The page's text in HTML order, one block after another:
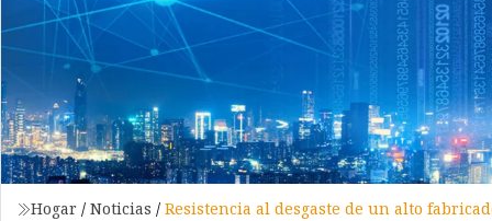
Hogar / Noticias / Resistencia al desgaste de un alto